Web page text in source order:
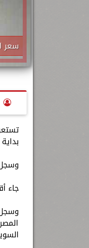
سعر
وسجل
جاء أقل سعر